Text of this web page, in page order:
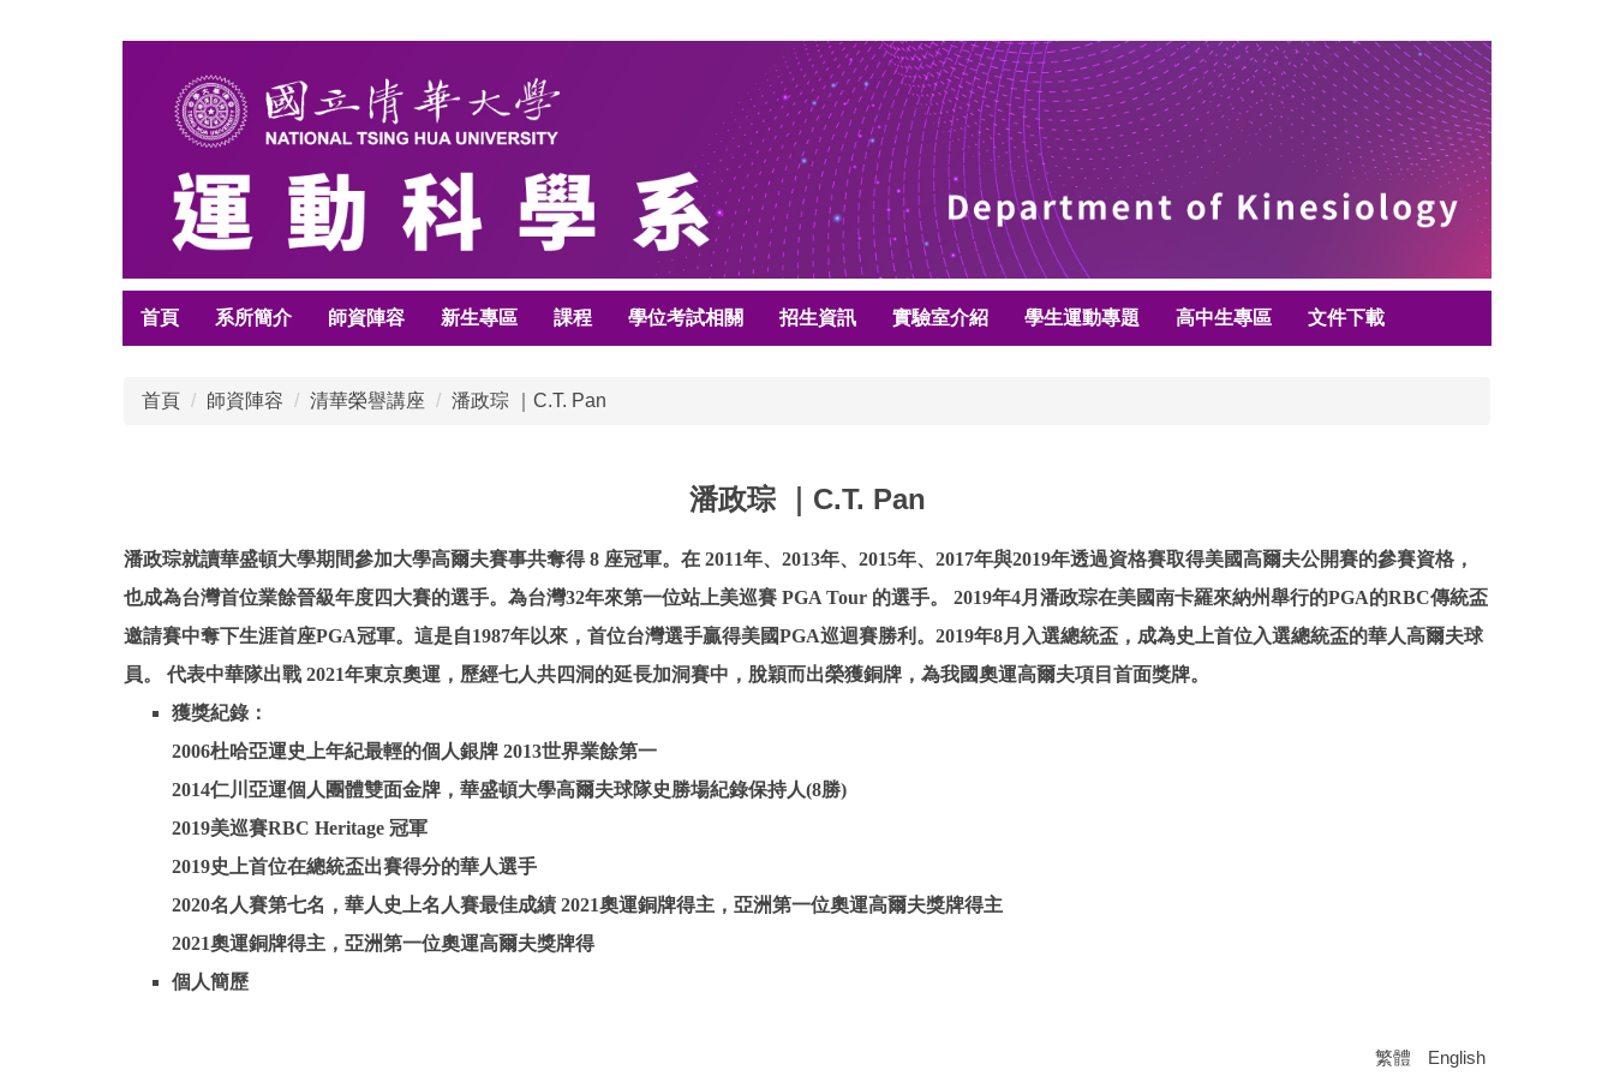
首頁 系所簡介 師資陣容 新生專區 課程 學位考試相關 招生資訊 實驗室介紹 學生運動專題 高中生專區 文件下載
首頁 師資陣容 清華榮譽講座 潘政琮 ｜C.T. Pan
潘政琮 ｜C.T. Pan
潘政琮就讀華盛頓大學期間參加大學高爾夫賽事共奪得 8 座冠軍。在 2011年、2013年、2015年、2017年與2019年透過資格賽取得美國高爾夫公開賽的參賽資格，
也成為台灣首位業餘晉級年度四大賽的選手。為台灣32年來第一位站上美巡賽 PGA Tour 的選手。 2019年4月潘政琮在美國南卡羅來納州舉行的PGA的RBC傳統盃
邀請賽中奪下生涯首座PGA冠軍。這是自1987年以來，首位台灣選手贏得美國PGA巡迴賽勝利。2019年8月入選總統盃，成為史上首位入選總統盃的華人高爾夫球
員。 代表中華隊出戰 2021年東京奧運，歷經七人共四洞的延長加洞賽中，脫穎而出榮獲銅牌，為我國奧運高爾夫項目首面獎牌。
獲獎紀錄：
2006杜哈亞運史上年紀最輕的個人銀牌 2013世界業餘第一
2014仁川亞運個人團體雙面金牌，華盛頓大學高爾夫球隊史勝場紀錄保持人(8勝)
2019美巡賽RBC Heritage 冠軍
2019史上首位在總統盃出賽得分的華人選手
2020名人賽第七名，華人史上名人賽最佳成績 2021奧運銅牌得主，亞洲第一位奧運高爾夫獎牌得主
2021奧運銅牌得主，亞洲第一位奧運高爾夫獎牌得
個人簡歷
繁體 English